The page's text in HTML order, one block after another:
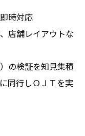
時対応
店舗レイアウトな
の検証を知見集積
同行しＯＪＴを実